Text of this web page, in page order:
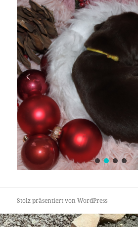
Stolz präsentiert von WordPress